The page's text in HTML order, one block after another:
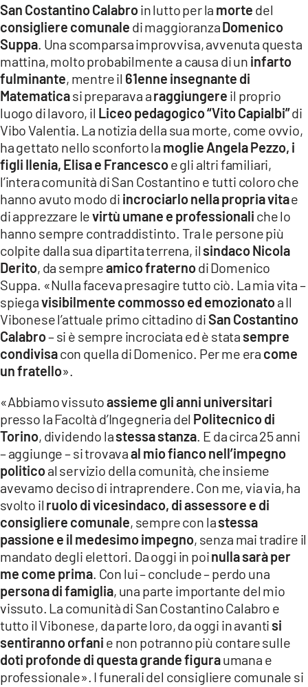
LACTV.IT
LACONAIR.IT
LACITYMAG.IT
ILREGGINO.IT
COSENZACHANNEL.IT
ILVIBONESE.IT
CATANZAROCHANNEL.IT
LACAPITALENEWS.IT
App
ANDROID
APPLE
San Costantino Calabroin lutto per la morte del
consigliere comunale di maggioranzaDomenico
Suppa . Una scomparsa improvvisa, avvenuta questa
mattina, molto probabilmente a causa di un infarto
fulminante, mentre il 61enne insegnante di
Matematicasi preparava araggiungere il proprio
luogo di lavoro, il Liceo pedagogico “Vito Capialbi”di
Vibo Valentia. La notizia della sua morte, come ovvio,
ha gettato nello sconforto la moglie Angela Pezzo, i
figli Ilenia, Elisa e Francescoe gli altri familiari,
l’intera comunità di San Costantino e tutti coloro che
hanno avuto modo di incrociarlo nella propria vitae
di apprezzare levirtù umane e professionali che lo
hanno sempre contraddistinto. Tra le persone più
colpite dalla sua dipartita terrena, il sindaco Nicola
Derito, da sempreamico fraternodi Domenico
Suppa. «Nulla faceva presagire tutto ciò. La mia vita –
spiegavisibilmente commosso ed emozionatoa Il
Vibonese l’attuale primo cittadino diSan Costantino
Calabro– si è sempre incrociata ed è stata sempre
condivisacon quella di Domenico. Per me era come
un fratello».
«Abbiamo vissutoassieme gli anni universitari
presso la Facoltà d’Ingegneria del Politecnico di
Torino, dividendo lastessa stanza . E da circa 25 anni
– aggiunge – si trovavaal mio fianco nell’impegno
politicoal servizio della comunità, che insieme
avevamo deciso di intraprendere. Con me, via via, ha
svolto il ruolo di vicesindaco, di assessore e di
consigliere comunale, sempre con lastessa
passione e il medesimo impegno, senza mai tradire il
mandato degli elettori. Da oggi in poinulla sarà per
me come prima . Con lui – conclude – perdo una
persona di famiglia, una parte importante del mio
vissuto. La comunità di San Costantino Calabro e
tutto il Vibonese, da parte loro, da oggi in avanti si
sentiranno orfani e non potranno più contare sulle
doti profonde di questa grande figuraumana e
professionale». I funerali del consigliere comunale si